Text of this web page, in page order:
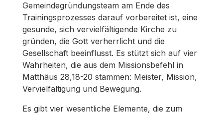
Gemeindegründungsteam am Ende des
Trainingsprozesses darauf vorbereitet ist, eine
gesunde, sich vervielfältigende Kirche zu
gründen, die Gott verherrlicht und die
Gesellschaft beeinflusst. Es stützt sich auf vier
Wahrheiten, die aus dem Missionsbefehl in
Matthäus 28,18-20 stammen: Meister, Mission,
Vervielfältigung und Bewegung.
Es gibt vier wesentliche Elemente, die zum